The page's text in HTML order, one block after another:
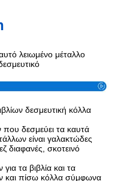
λειωμένο μέταλλο
δεσμευτική κόλλα
που δεσμεύει τα καυτά
είναι γαλακτώδες
διαφανές, σκοτεινό
τα βιβλία και τα
και πίσω κόλλα σύμφωνα